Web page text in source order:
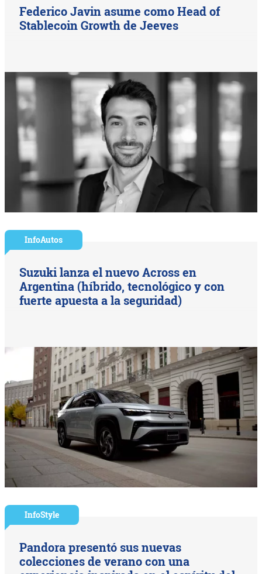
Federico Javin asume como Head of
Stablecoin Growth de Jeeves
InfoAutos
Suzuki lanza el nuevo Across en
Argentina (híbrido, tecnológico y con
fuerte apuesta a la seguridad)
InfoStyle
Pandora presentó sus nuevas
colecciones de verano con una